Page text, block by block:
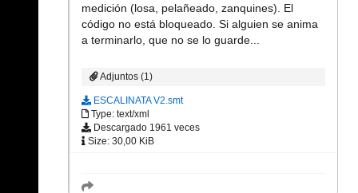
medición (losa, pelañeado, zanquines). El
código no está bloqueado. Si alguien se anima
a terminarlo, que no se lo guarde...
Adjuntos (1)
ESCALINATA V2.smt
Type: text/xml
Descargado 1961 veces
Size: 30,00 KiB